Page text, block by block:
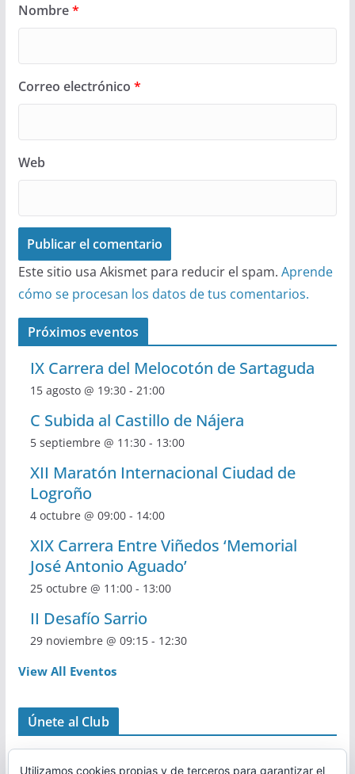
Nombre*
Correo electrónico *
Web
Este sitio usa Akismet para reducir el spam. Aprende
cómo se procesan los datos de tus comentarios.
Próximos eventos
IX Carrera del Melocotón de Sartaguda
15 agosto @ 19:30- 21:00
C Subida al Castillo de Nájera
5 septiembre @ 11:30- 13:00
XII Maratón Internacional Ciudad de
Logroño
4 octubre @ 09:00- 14:00
XIX Carrera Entre Viñedos ‘Memorial
José Antonio Aguado’
25 octubre @ 11:00- 13:00
II Desafío Sarrio
29 noviembre @ 09:15- 12:30
View All Eventos
Únete al Club
Utilizamos cookies propias y de terceros para garantizar el